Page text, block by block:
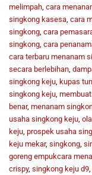
melimpah, cara
singkong kasesa, cara
singkong, cara
singkong, cara
cara terbaru menanam
secara berlebihan,
singkong keju, kupas
singkong keju,
benar, menanam
usaha singkong keju,
keju, prospek usaha
keju mekar, singkong,
goreng empukcara
crispy, singkong keju d9,